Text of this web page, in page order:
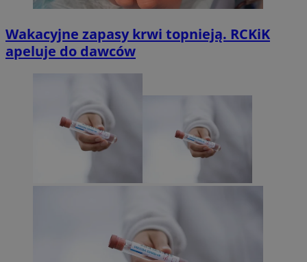
Wakacyjne zapasy krwi topnieją. RCKiK
apeluje do dawców